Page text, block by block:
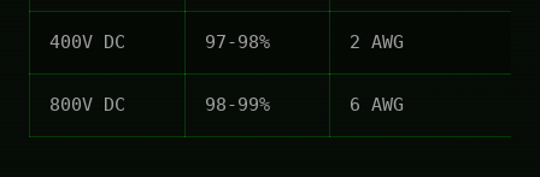
400V DC 97-98% 2 AWG
800V DC 98-99% 6 AWG